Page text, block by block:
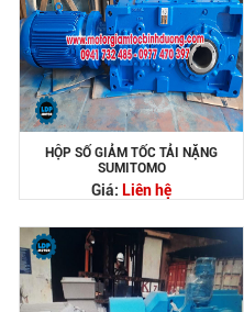
HỘP SỐ GIẢM TỐC TẢI NẶNG
SUMITOMO
Giá: Liên hệ